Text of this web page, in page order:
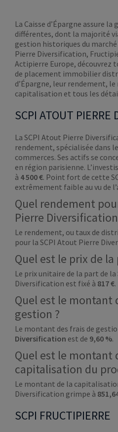
La Caisse d’Épargne assure la
différentes, dont la majorité
gestion historiques du marché
Pierre Diversification,
Actipierre Europe, découvrez
de placement immobilier
d’Épargne, leur rendement,
capitalisation et tous les
SCPI ATOUT PIERRE
La SCPI Atout Pierre
rendement, spécialisée dans
commerces. Ses actifs se
en région parisienne.
à 4 500 €. Point fort de cette
extrêmement faible au vu de
Quel rendement
Pierre
Le rendement, ou taux de
pour la SCPI Atout Pierre
Quel est le prix de la
Le prix unitaire de la part de
Diversification est fixé à 817 €.
Quel est le montant
gestion ?
Le montant des frais de
Diversification est de 9,60 %.
Quel est le montant
capitalisation du
Le montant de la
Diversification grimpe à
SCPI FRUCTIPIERRE